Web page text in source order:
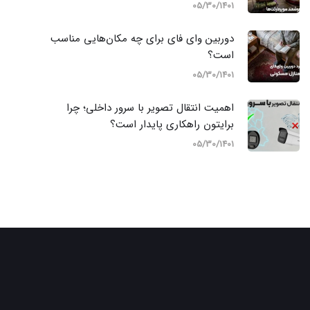
05/30/1401
دوربین وای‌ فای برای چه مکان‌هایی مناسب
است؟
05/30/1401
اهمیت انتقال تصویر با سرور داخلی؛ چرا
برایتون راهکاری پایدار است؟
05/30/1401